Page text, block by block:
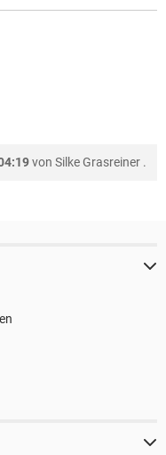
von Silke Grasreiner .